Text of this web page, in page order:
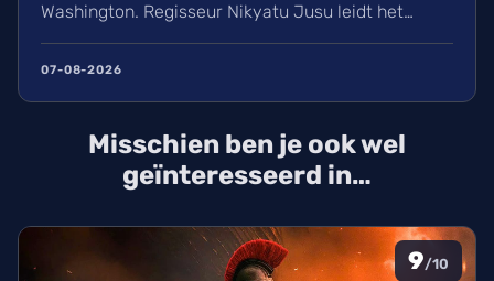
Washington. Regisseur Nikyatu Jusu leidt het
bovennatuurlijke project. Ontdek ook het laatste
nieuws over streamingtoppers zoals Hit Man en
Thursday Murder Club.
07-08-2026
Misschien ben je ook wel
geïnteresseerd in…
9/10